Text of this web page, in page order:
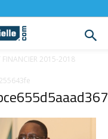
FINANCIER 2015-2018